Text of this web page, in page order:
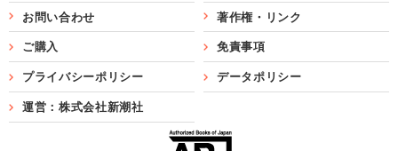
お問い合わせ 著作権・リンク
ご購入 免責事項
プライバシーポリシー データポリシー
運営：株式会社新潮社